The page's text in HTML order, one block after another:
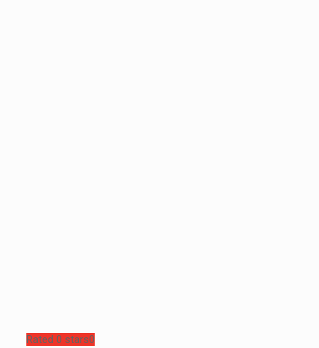
Rated 0 stars0